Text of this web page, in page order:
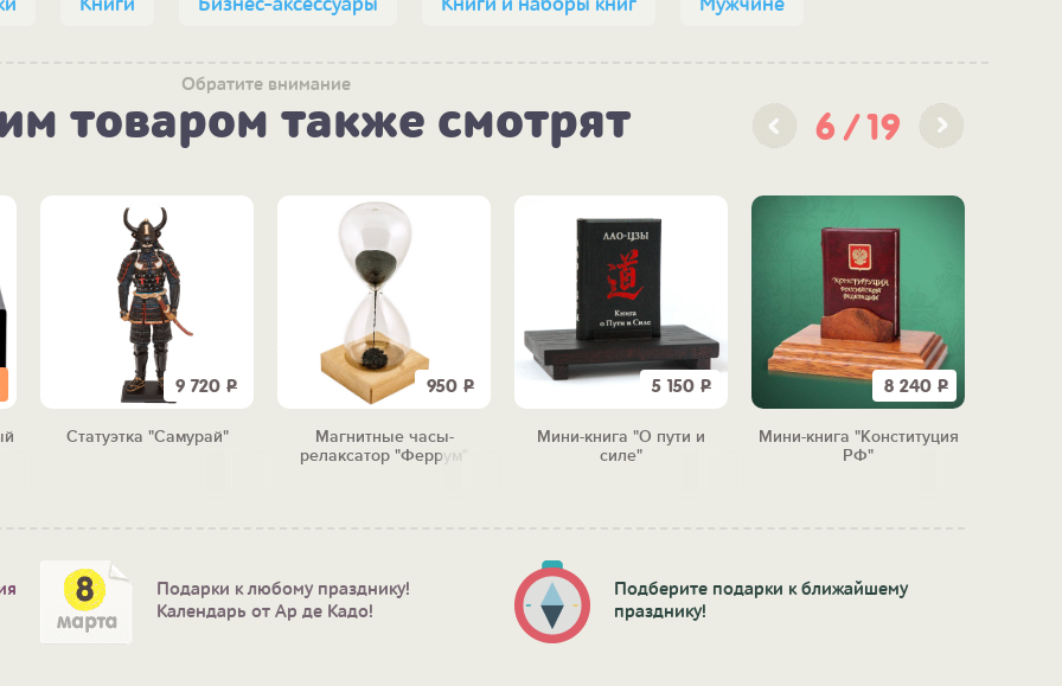
Обратите внимание
товаром также смотрят 6 19
9 720 Р
Статуэтка "Самурай"
950 Р
Магнитные часы-
релаксатор "Феррум"
5 150 Р
Мини-книга "О пути и
силе"
8 240 Р
Мини-книга "Конституция
РФ"
Подарки к любому празднику!
Календарь от Ар де Кадо!
Подберите подарки к ближайшему
празднику!